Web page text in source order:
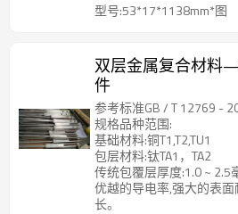
型号:53*17*1138mm*图
双层金属复合材料
件
参考标准GB / T 12769 -
规格品种范围:
基础材料:铜T1,T2,TU1
包层材料:钛TA1，TA2
传统包覆层厚度:1.0 ~ 2.5
优越的导电率,强大的表
长。